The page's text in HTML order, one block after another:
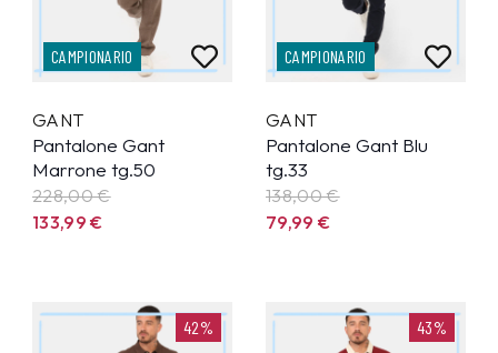
CAMPIONARIO
GANT
Pantalone Gant
Marrone tg.50
228,00 €
133,99€
CAMPIONARIO
GANT
Pantalone Gant Blu
tg.33
138,00 €
79,99€
42% 43%